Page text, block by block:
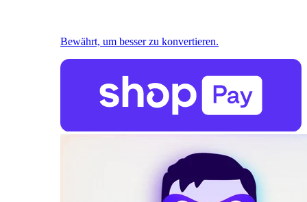
Bewährt, um besser zu konvertieren.